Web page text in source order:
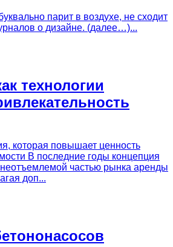
парит в воздухе, не сходит
о дизайне. (далее…)...
технологии
которая повышает ценность
В последние годы концепция
частью рынка аренды
доп...